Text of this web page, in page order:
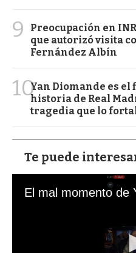
9
Preocupación en
que autorizó visita
Fernández Albín
10Yan Diomande es el
historia de Real
tragedia que lo
Te puede